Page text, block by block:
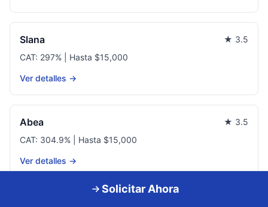
Solicitar Ahora
Slana
★ 3.5
CAT: 297% | Hasta $15,000
Ver detalles →
Abea
★ 3.5
CAT: 304.9% | Hasta $15,000
Ver detalles →